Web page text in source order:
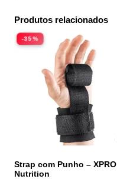
Produtos relacionados
-35%
Strap com Punho – XPRO
Nutrition